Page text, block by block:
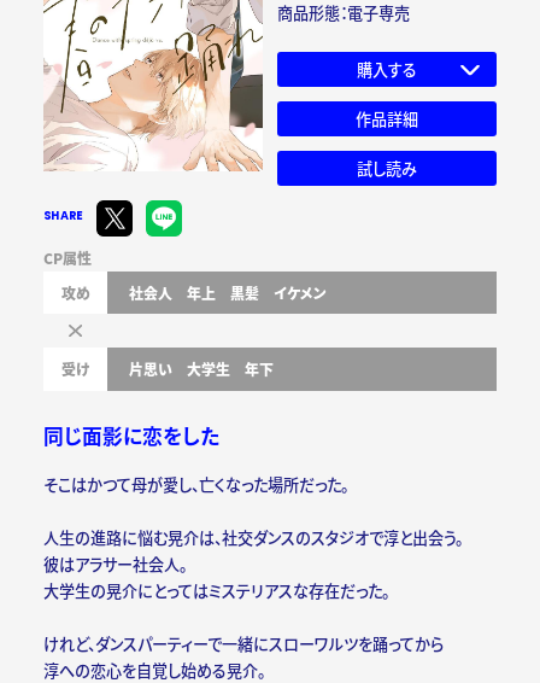
商品形態：電子専売
購入する
作品詳細
試し読み
SHARE
CP属性
攻め
社会人 年上 黒髪 イケメン
受け 片思い 大学生 年下
同じ面影に恋をした
そこはかつて母が愛し、亡くなった場所だった。
人生の進路に悩む晃介は、社交ダンスのスタジオで淳と出会う。
彼はアラサー社会人。
大学生の晃介にとってはミステリアスな存在だった。
けれど、ダンスパーティーで一緒にスローワルツを踊ってから
淳への恋心を自覚し始める晃介。